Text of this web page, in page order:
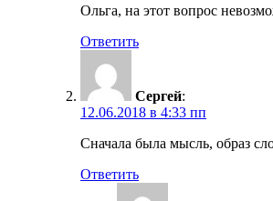
Ольга, на этот вопрос
Ответить
Сергей:
12.06.2018 в 4:33 пп
Сначала была мысль, образ
Ответить